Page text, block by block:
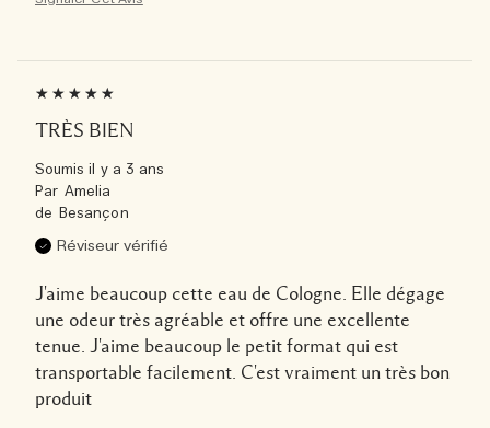
TRÈS BIEN
Soumisil y a 3 ans
Par Amelia
de Besançon
Réviseur vérifié
J'aime beaucoup cette eau de Cologne. Elle dégage
une odeur très agréable et offre une excellente
tenue. J'aime beaucoup le petit format qui est
transportable facilement. C'est vraiment un très bon
produit